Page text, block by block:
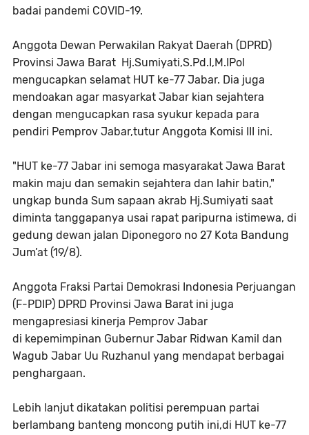
badai pandemi COVID-19.
Anggota Dewan Perwakilan Rakyat Daerah (DPRD)
Provinsi Jawa Barat Hj.Sumiyati,S.Pd.I,M.IPol
mengucapkan selamat HUT ke-77 Jabar. Dia juga
mendoakan agar masyarkat Jabar kian sejahtera
dengan mengucapkan rasa syukur kepada para
pendiri Pemprov Jabar,tutur Anggota Komisi III ini.
"HUT ke-77 Jabar ini semoga masyarakat Jawa Barat
makin maju dan semakin sejahtera dan lahir batin,"
ungkap bunda Sum sapaan akrab Hj.Sumiyati saat
diminta tanggapanya usai rapat paripurna istimewa, di
gedung dewan jalan Diponegoro no 27 Kota Bandung
Jum’at (19/8).
Anggota Fraksi Partai Demokrasi Indonesia Perjuangan
(F-PDIP) DPRD Provinsi Jawa Barat ini juga
mengapresiasi kinerja Pemprov Jabar
di kepemimpinan Gubernur Jabar Ridwan Kamil dan
Wagub Jabar Uu Ruzhanul yang mendapat berbagai
penghargaan.
Lebih lanjut dikatakan politisi perempuan partai
berlambang banteng moncong putih ini,di HUT ke-77